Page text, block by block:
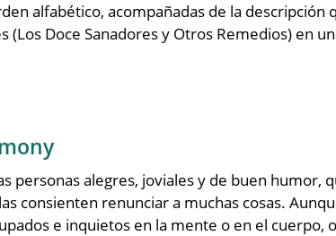
alfabético, acompañadas de la
(Los Doce Sanadores y Otros Remedios) en
personas alegres, joviales y de buen humor,
consienten renunciar a muchas cosas.
e inquietos en la mente o en el cuerpo,